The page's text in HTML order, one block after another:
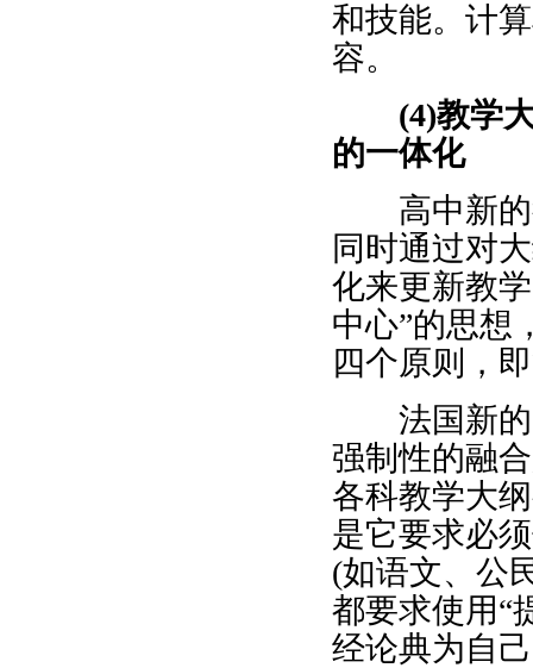
和技能。计
容。
(4)教学
的一体化
高中新的
同时通过对
化来更新教
中心”的思想
四个原则，
法国新的
强制性的融
各科教学大
是它要求必
(如语文、公
都要求使用“
经论典为自